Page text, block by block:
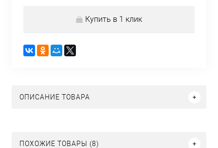
Купить в 1 клик
ОПИСАНИЕ ТОВАРА
ПОХОЖИЕ ТОВАРЫ (8)